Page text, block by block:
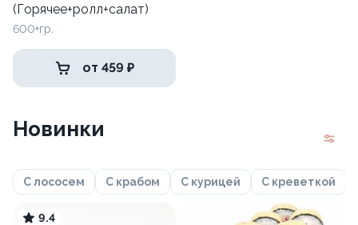
(Горячее+ролл+салат)
600+гр.
от 459 ₽
Новинки
С лососем С крабом С курицей С креветкой
9.4